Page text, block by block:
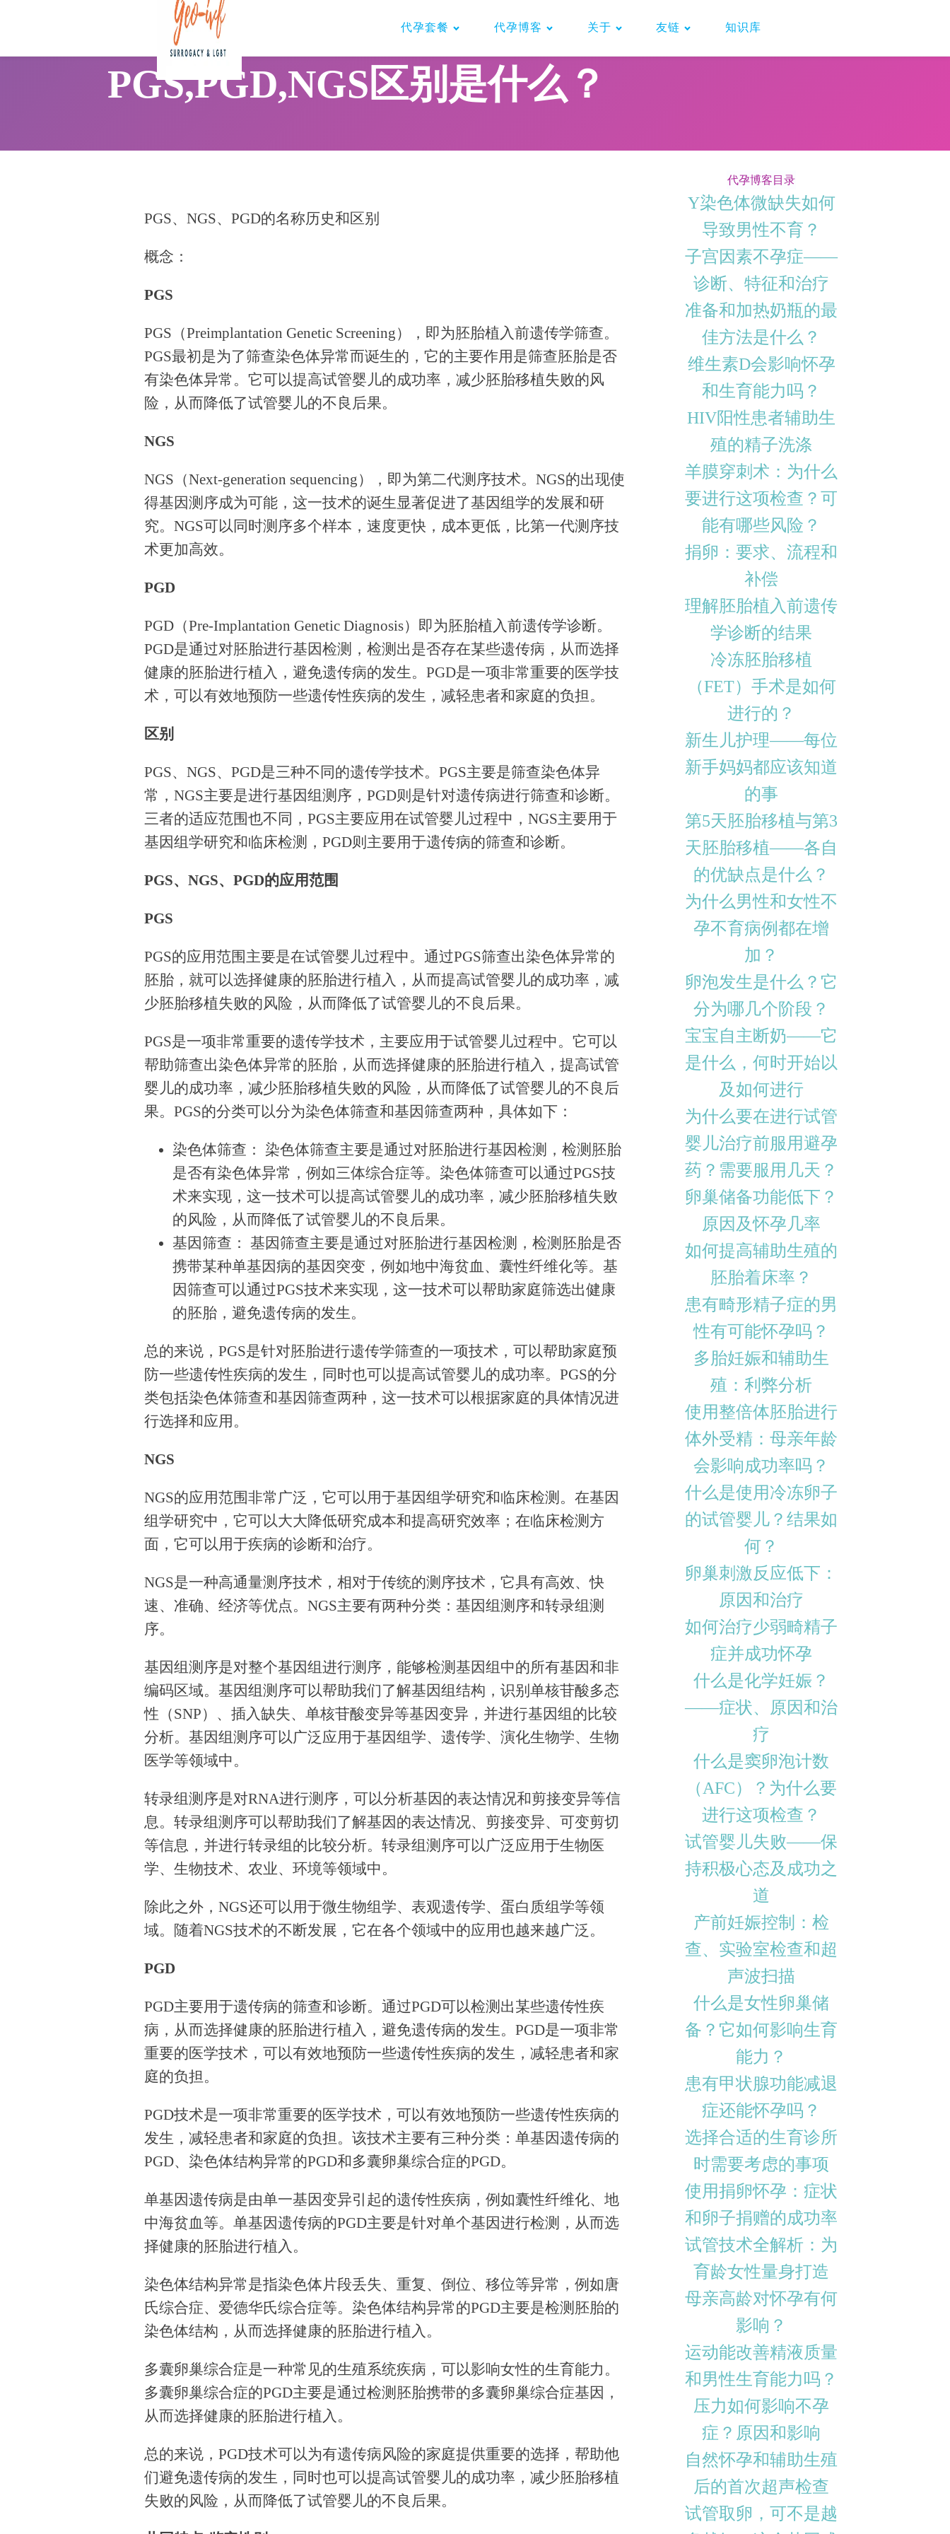
代孕套餐 代孕博客 关于 友链 知识库
PGS,PGD,NGS区别是什么？
PGS、NGS、PGD的名称历史和区别
概念：
PGS
PGS（Preimplantation Genetic Screening），即为胚胎植入前遗传学筛查。
PGS最初是为了筛查染色体异常而诞生的，它的主要作用是筛查胚胎是否
有染色体异常。它可以提高试管婴儿的成功率，减少胚胎移植失败的风
险，从而降低了试管婴儿的不良后果。
NGS
NGS（Next-generation sequencing），即为第二代测序技术。NGS的出现使
得基因测序成为可能，这一技术的诞生显著促进了基因组学的发展和研
究。NGS可以同时测序多个样本，速度更快，成本更低，比第一代测序技
术更加高效。
PGD
PGD（Pre-Implantation Genetic Diagnosis）即为胚胎植入前遗传学诊断。
PGD是通过对胚胎进行基因检测，检测出是否存在某些遗传病，从而选择
健康的胚胎进行植入，避免遗传病的发生。PGD是一项非常重要的医学技
术，可以有效地预防一些遗传性疾病的发生，减轻患者和家庭的负担。
区别
PGS、NGS、PGD是三种不同的遗传学技术。PGS主要是筛查染色体异
常，NGS主要是进行基因组测序，PGD则是针对遗传病进行筛查和诊断。
三者的适应范围也不同，PGS主要应用在试管婴儿过程中，NGS主要用于
基因组学研究和临床检测，PGD则主要用于遗传病的筛查和诊断。
PGS、NGS、PGD的应用范围
PGS
PGS的应用范围主要是在试管婴儿过程中。通过PGS筛查出染色体异常的
胚胎，就可以选择健康的胚胎进行植入，从而提高试管婴儿的成功率，减
少胚胎移植失败的风险，从而降低了试管婴儿的不良后果。
PGS是一项非常重要的遗传学技术，主要应用于试管婴儿过程中。它可以
帮助筛查出染色体异常的胚胎，从而选择健康的胚胎进行植入，提高试管
婴儿的成功率，减少胚胎移植失败的风险，从而降低了试管婴儿的不良后
果。PGS的分类可以分为染色体筛查和基因筛查两种，具体如下：
染色体筛查： 染色体筛查主要是通过对胚胎进行基因检测，检测胚胎
是否有染色体异常，例如三体综合症等。染色体筛查可以通过PGS技
术来实现，这一技术可以提高试管婴儿的成功率，减少胚胎移植失败
的风险，从而降低了试管婴儿的不良后果。
基因筛查： 基因筛查主要是通过对胚胎进行基因检测，检测胚胎是否
携带某种单基因病的基因突变，例如地中海贫血、囊性纤维化等。基
因筛查可以通过PGS技术来实现，这一技术可以帮助家庭筛选出健康
的胚胎，避免遗传病的发生。
总的来说，PGS是针对胚胎进行遗传学筛查的一项技术，可以帮助家庭预
防一些遗传性疾病的发生，同时也可以提高试管婴儿的成功率。PGS的分
类包括染色体筛查和基因筛查两种，这一技术可以根据家庭的具体情况进
行选择和应用。
NGS
NGS的应用范围非常广泛，它可以用于基因组学研究和临床检测。在基因
组学研究中，它可以大大降低研究成本和提高研究效率；在临床检测方
面，它可以用于疾病的诊断和治疗。
NGS是一种高通量测序技术，相对于传统的测序技术，它具有高效、快
速、准确、经济等优点。NGS主要有两种分类：基因组测序和转录组测
序。
基因组测序是对整个基因组进行测序，能够检测基因组中的所有基因和非
编码区域。基因组测序可以帮助我们了解基因组结构，识别单核苷酸多态
性（SNP）、插入缺失、单核苷酸变异等基因变异，并进行基因组的比较
分析。基因组测序可以广泛应用于基因组学、遗传学、演化生物学、生物
医学等领域中。
转录组测序是对RNA进行测序，可以分析基因的表达情况和剪接变异等信
息。转录组测序可以帮助我们了解基因的表达情况、剪接变异、可变剪切
等信息，并进行转录组的比较分析。转录组测序可以广泛应用于生物医
学、生物技术、农业、环境等领域中。
除此之外，NGS还可以用于微生物组学、表观遗传学、蛋白质组学等领
域。随着NGS技术的不断发展，它在各个领域中的应用也越来越广泛。
PGD
PGD主要用于遗传病的筛查和诊断。通过PGD可以检测出某些遗传性疾
病，从而选择健康的胚胎进行植入，避免遗传病的发生。PGD是一项非常
重要的医学技术，可以有效地预防一些遗传性疾病的发生，减轻患者和家
庭的负担。
PGD技术是一项非常重要的医学技术，可以有效地预防一些遗传性疾病的
发生，减轻患者和家庭的负担。该技术主要有三种分类：单基因遗传病的
PGD、染色体结构异常的PGD和多囊卵巢综合症的PGD。
单基因遗传病是由单一基因变异引起的遗传性疾病，例如囊性纤维化、地
中海贫血等。单基因遗传病的PGD主要是针对单个基因进行检测，从而选
择健康的胚胎进行植入。
染色体结构异常是指染色体片段丢失、重复、倒位、移位等异常，例如唐
氏综合症、爱德华氏综合症等。染色体结构异常的PGD主要是检测胚胎的
染色体结构，从而选择健康的胚胎进行植入。
多囊卵巢综合症是一种常见的生殖系统疾病，可以影响女性的生育能力。
多囊卵巢综合症的PGD主要是通过检测胚胎携带的多囊卵巢综合症基因，
从而选择健康的胚胎进行植入。
总的来说，PGD技术可以为有遗传病风险的家庭提供重要的选择，帮助他
们避免遗传病的发生，同时也可以提高试管婴儿的成功率，减少胚胎移植
失败的风险，从而降低了试管婴儿的不良后果。
代孕博客目录
Y染色体微缺失如何
导致男性不育？
子宫因素不孕症——
诊断、特征和治疗
准备和加热奶瓶的最
佳方法是什么？
维生素D会影响怀孕
和生育能力吗？
HIV阳性患者辅助生
殖的精子洗涤
羊膜穿刺术：为什么
要进行这项检查？可
能有哪些风险？
捐卵：要求、流程和
补偿
理解胚胎植入前遗传
学诊断的结果
冷冻胚胎移植
（FET）手术是如何
进行的？
新生儿护理——每位
新手妈妈都应该知道
的事
第5天胚胎移植与第3
天胚胎移植——各自
的优缺点是什么？
为什么男性和女性不
孕不育病例都在增
加？
卵泡发生是什么？它
分为哪几个阶段？
宝宝自主断奶——它
是什么，何时开始以
及如何进行
为什么要在进行试管
婴儿治疗前服用避孕
药？需要服用几天？
卵巢储备功能低下？
原因及怀孕几率
如何提高辅助生殖的
胚胎着床率？
患有畸形精子症的男
性有可能怀孕吗？
多胎妊娠和辅助生
殖：利弊分析
使用整倍体胚胎进行
体外受精：母亲年龄
会影响成功率吗？
什么是使用冷冻卵子
的试管婴儿？结果如
何？
卵巢刺激反应低下：
原因和治疗
如何治疗少弱畸精子
症并成功怀孕
什么是化学妊娠？
——症状、原因和治
疗
什么是窦卵泡计数
（AFC）？为什么要
进行这项检查？
试管婴儿失败——保
持积极心态及成功之
道
产前妊娠控制：检
查、实验室检查和超
声波扫描
什么是女性卵巢储
备？它如何影响生育
能力？
患有甲状腺功能减退
症还能怀孕吗？
选择合适的生育诊所
时需要考虑的事项
使用捐卵怀孕：症状
和卵子捐赠的成功率
试管技术全解析：为
育龄女性量身打造
母亲高龄对怀孕有何
影响？
运动能改善精液质量
和男性生育能力吗？
压力如何影响不孕
症？原因和影响
自然怀孕和辅助生殖
后的首次超声检查
试管取卵，可不是越